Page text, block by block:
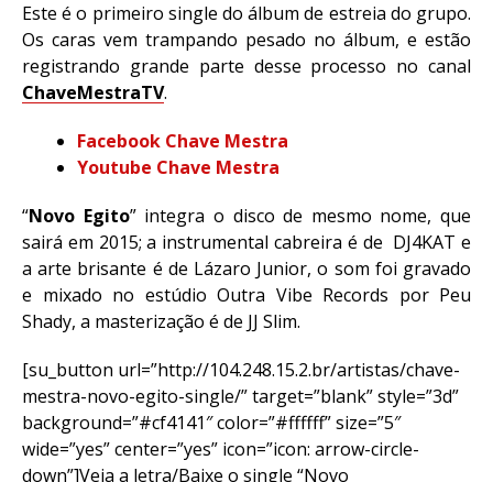
Este é o primeiro single do álbum de estreia do grupo.
Os caras vem trampando pesado no álbum, e estão
registrando grande parte desse processo no canal
ChaveMestraTV.
Facebook Chave Mestra
Youtube Chave Mestra
“Novo Egito” integra o disco de mesmo nome, que
sairá em 2015; a instrumental cabreira é de DJ4KAT e
a arte brisante é de Lázaro Junior, o som foi gravado
e mixado no estúdio Outra Vibe Records por Peu
Shady, a masterização é de JJ Slim.
[su_button url=”http://104.248.15.2.br/artistas/chave-
mestra-novo-egito-single/” target=”blank” style=”3d”
background=”#cf4141″ color=”#ffffff” size=”5″
wide=”yes” center=”yes” icon=”icon: arrow-circle-
down”]Veja a letra/Baixe o single “Novo